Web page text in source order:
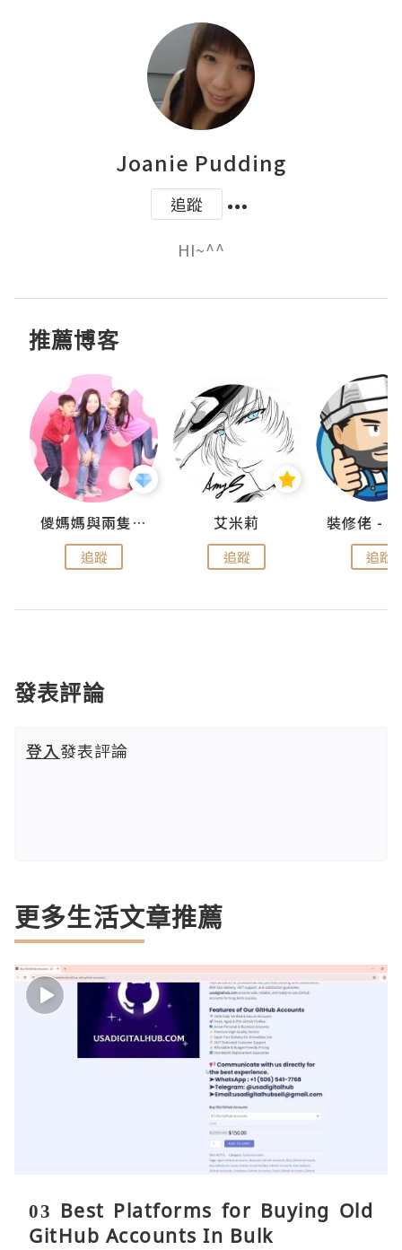
Joanie Pudding
追蹤
HI~^^
推薦博客
儍媽媽與兩隻小魔怪之家
追蹤
艾米莉
追蹤 追蹤
發表評論
登入發表評論
更多生活文章推薦
03 Best Platforms for Buying Old
GitHub Accounts In Bulk